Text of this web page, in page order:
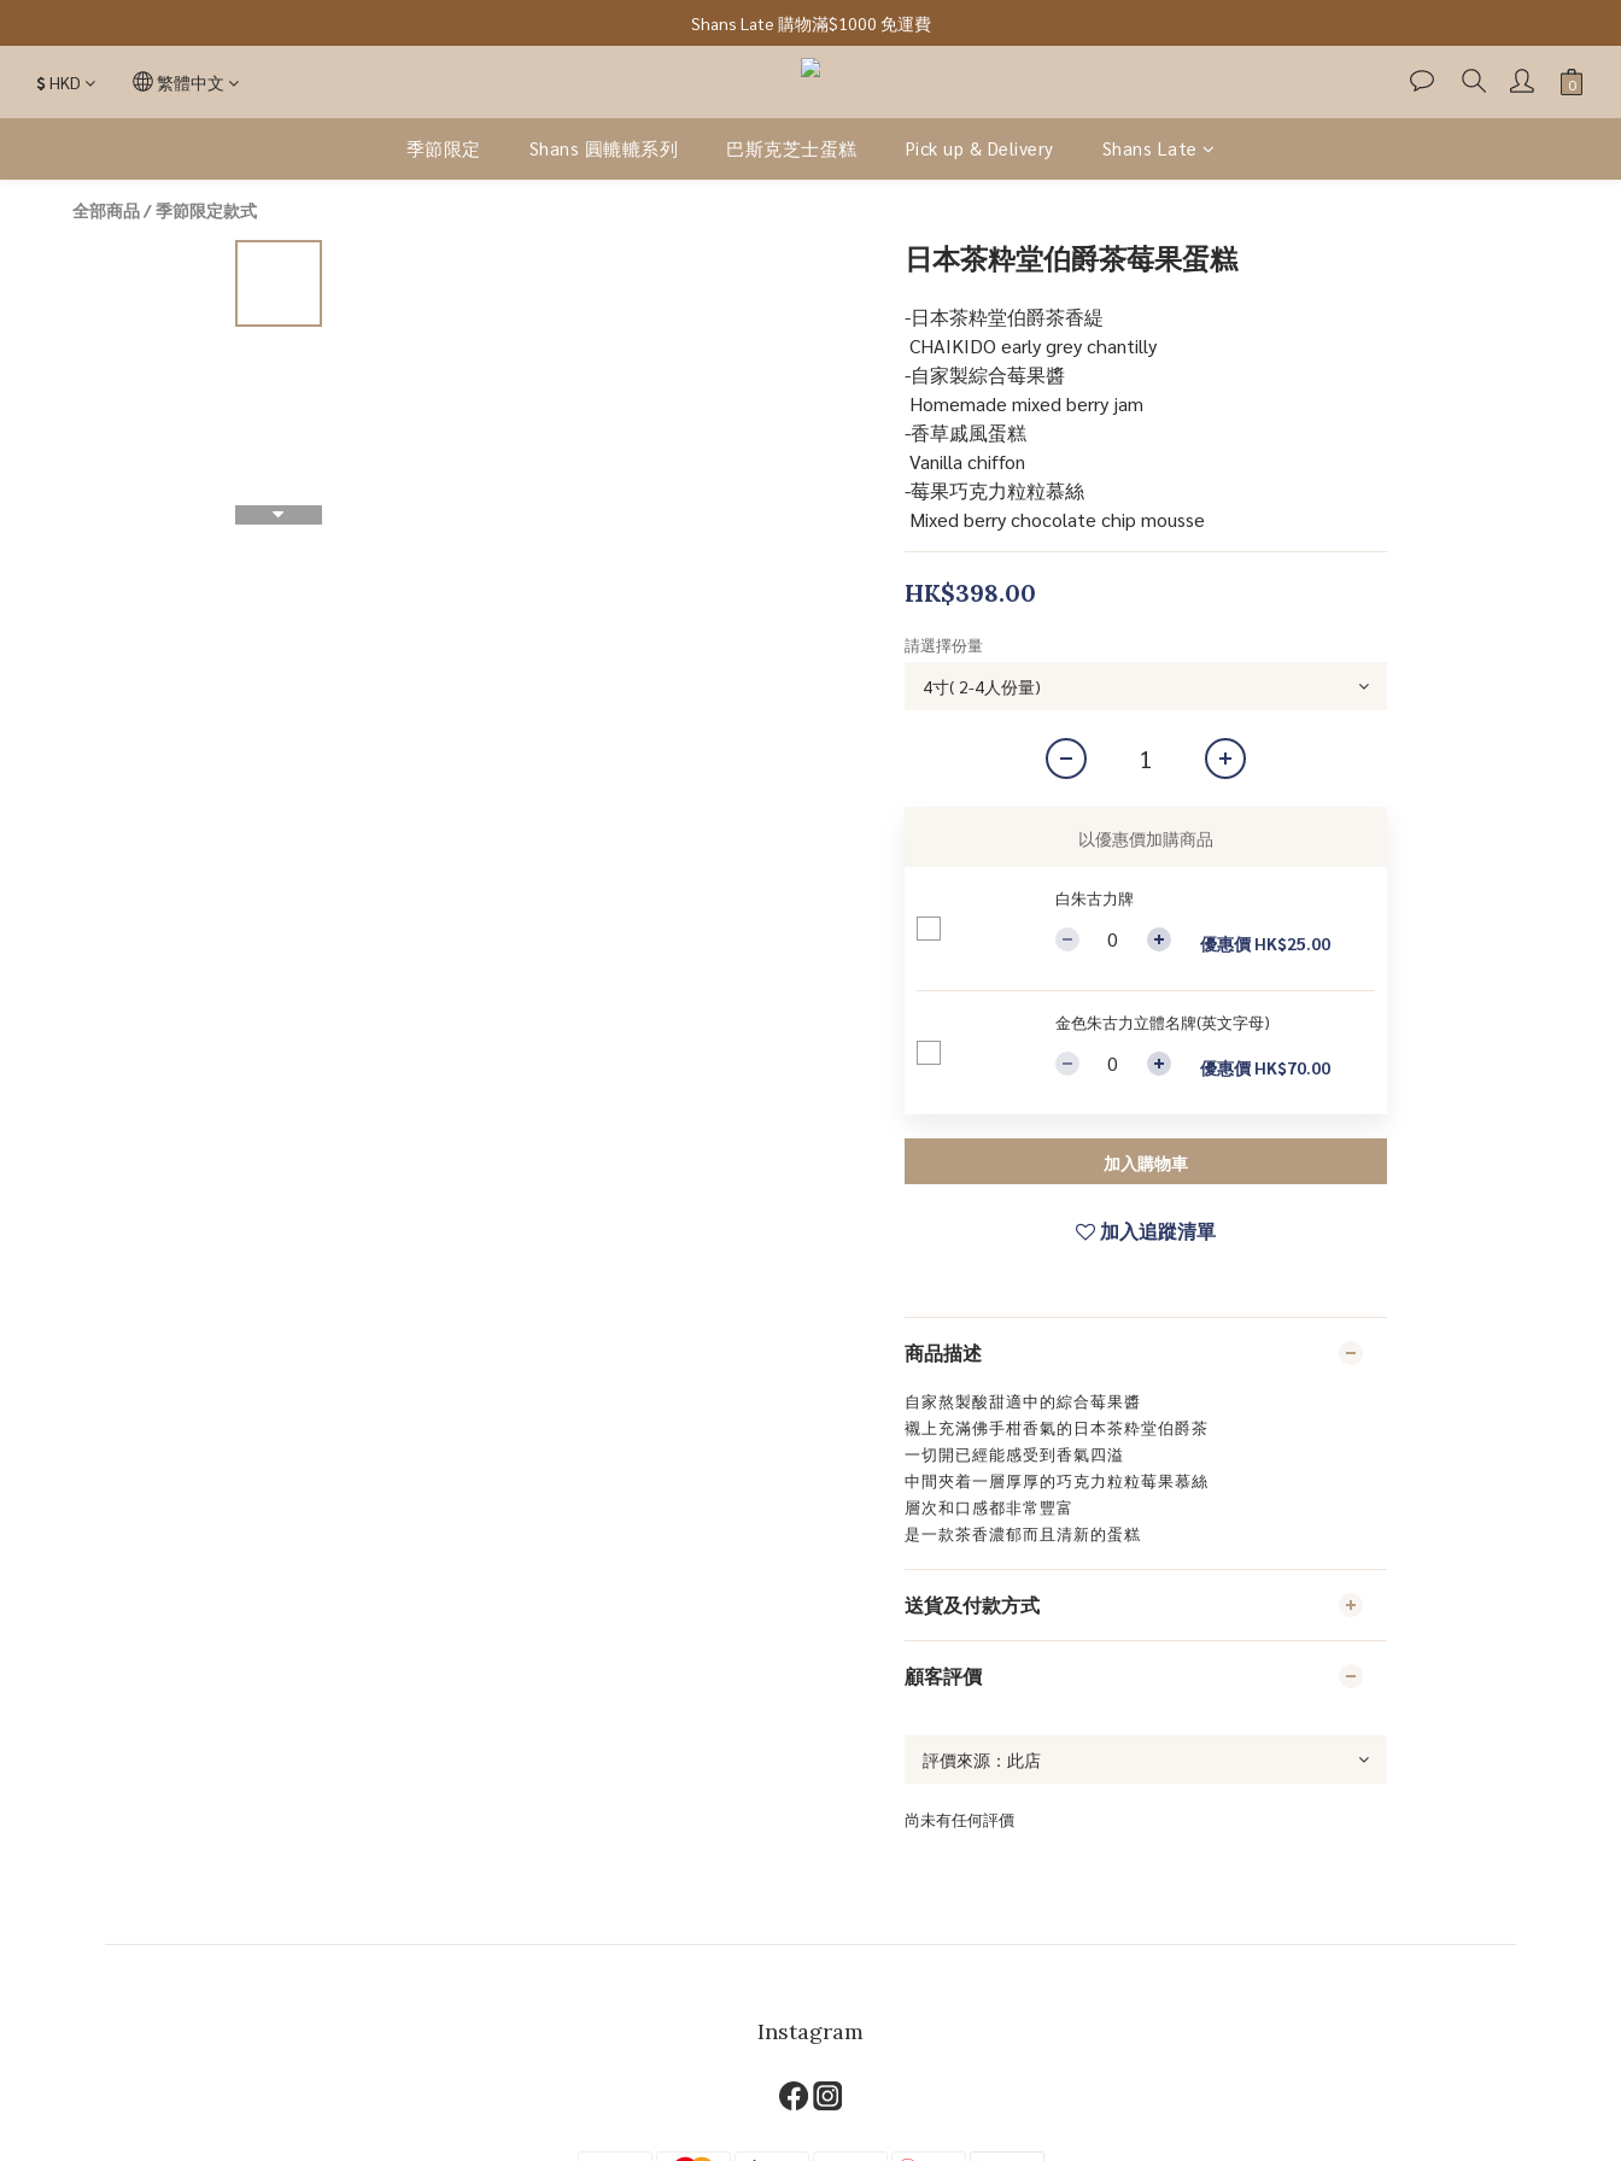
Shans Late 購物滿$1000 免運費
$HKD 繁體中文
季節限定 Shans 圓轆轆系列 巴斯克芝士蛋糕 Pick up & Delivery Shans Late
全部商品/季節限定款式
日本茶粋堂伯爵茶莓果蛋糕
-日本茶粋堂伯爵茶香緹
CHAIKIDO early grey chantilly
-自家製綜合莓果醬
Homemade mixed berry jam
-香草戚風蛋糕
Vanilla chiffon
-莓果巧克力粒粒慕絲
Mixed berry chocolate chip mousse
HK$398.00
請選擇份量
以優惠價加購商品
白朱古力牌
優惠價 HK$25.00
金色朱古力立體名牌(英文字母)
優惠價 HK$70.00
加入購物車
加入追蹤清單
商品描述
自家熬製酸甜適中的綜合莓果醬
襯上充滿佛手柑香氣的日本茶粋堂伯爵茶
一切開已經能感受到香氣四溢
中間夾着一層厚厚的巧克力粒粒莓果慕絲
層次和口感都非常豐富
是一款茶香濃郁而且清新的蛋糕
送貨及付款方式
顧客評價
尚未有任何評價
Instagram